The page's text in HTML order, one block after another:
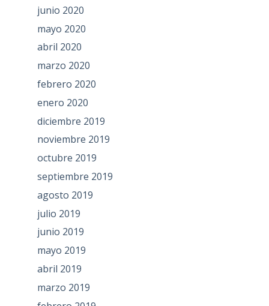
junio 2020
mayo 2020
abril 2020
marzo 2020
febrero 2020
enero 2020
diciembre 2019
noviembre 2019
octubre 2019
septiembre 2019
agosto 2019
julio 2019
junio 2019
mayo 2019
abril 2019
marzo 2019